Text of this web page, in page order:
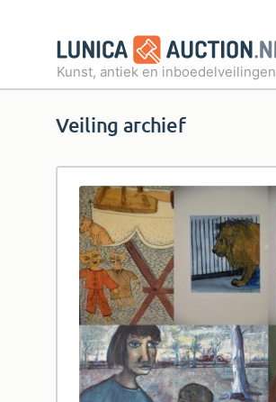
Kunst, antiek en inboedelveilingen
Veiling archief